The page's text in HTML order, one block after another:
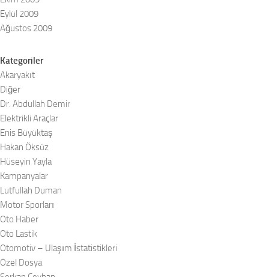
Eylül 2009
Ağustos 2009
Kategoriler
Akaryakıt
Diğer
Dr. Abdullah Demir
Elektrikli Araçlar
Enis Büyüktaş
Hakan Öksüz
Hüseyin Yayla
Kampanyalar
Lutfullah Duman
Motor Sporları
Oto Haber
Oto Lastik
Otomotiv – Ulaşım İstatistikleri
Özel Dosya